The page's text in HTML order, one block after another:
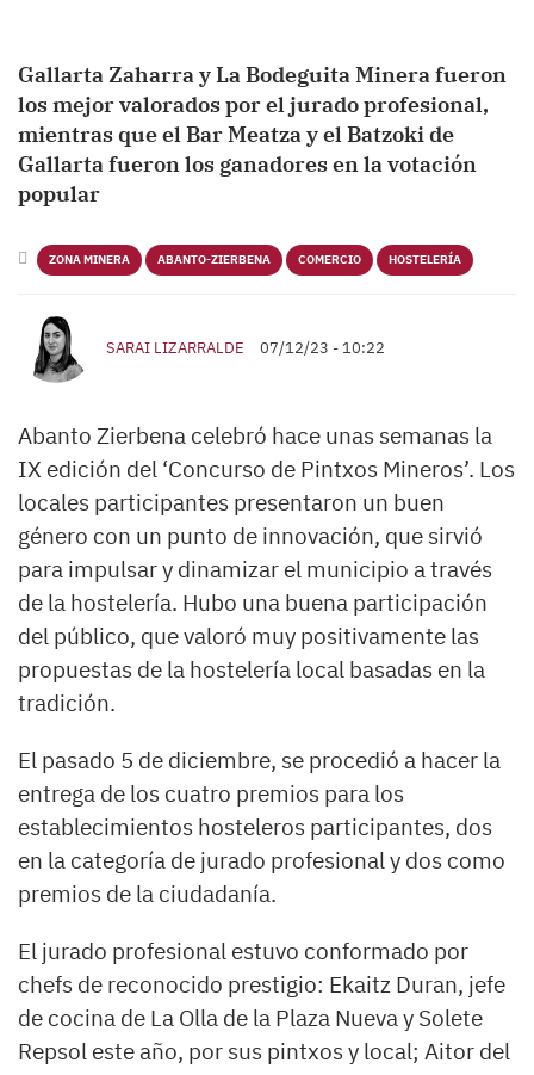
Gallarta Zaharra y La Bodeguita Minera fueron
los mejor valorados por el jurado profesional,
mientras que el Bar Meatza y el Batzoki de
Gallarta fueron los ganadores en la votación
popular
ZONA MINERA ABANTO-ZIERBENA COMERCIO HOSTELERÍA
SARAI LIZARRALDE 07/12/23 - 10:22
Abanto Zierbena celebró hace unas semanas la
IX edición del ‘Concurso de Pintxos Mineros’. Los
locales participantes presentaron un buen
género con un punto de innovación, que sirvió
para impulsar y dinamizar el municipio a través
de la hostelería. Hubo una buena participación
del público, que valoró muy positivamente las
propuestas de la hostelería local basadas en la
tradición.
El pasado 5 de diciembre, se procedió a hacer la
entrega de los cuatro premios para los
establecimientos hosteleros participantes, dos
en la categoría de jurado profesional y dos como
premios de la ciudadanía.
El jurado profesional estuvo conformado por
chefs de reconocido prestigio: Ekaitz Duran, jefe
de cocina de La Olla de la Plaza Nueva y Solete
Repsol este año, por sus pintxos y local; Aitor del